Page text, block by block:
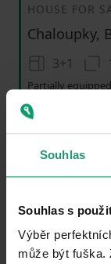
Souhlas
Souhlas s
Výběr
může být fuška.
HOUSE FOR
3+1
Partially equipped
4490000